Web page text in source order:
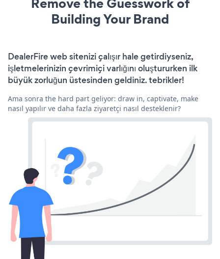
Building Your Brand
DealerFire web sitenizi çalışır hale getirdiyseniz,
işletmelerinizin çevrimiçi varlığını oluştururken ilk
büyük zorluğun üstesinden geldiniz. tebrikler!
Ama sonra the hard part geliyor: draw in, captivate, make
nasıl yapılır ve daha fazla ziyaretçi nasıl desteklenir?